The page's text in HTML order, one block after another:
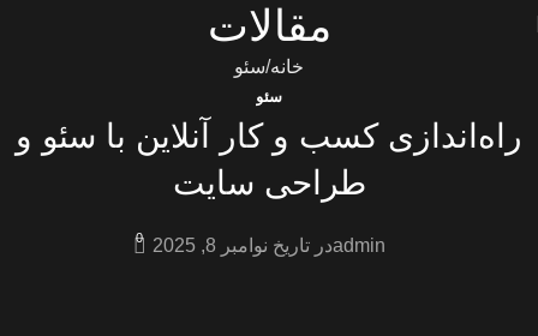
مقالات
خانه سئو
سئو
راه‌اندازی کسب و کار آنلاین با سئو و
طراحی سایت
adminدر تاریخ نوامبر 8, 2025 0